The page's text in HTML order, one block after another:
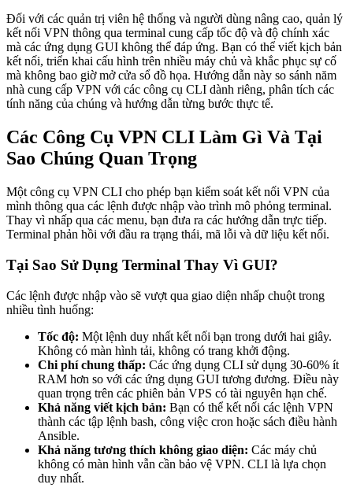
Đối với các quản trị viên hệ thống và người dùng nâng cao, quản lý
kết nối VPN thông qua terminal cung cấp tốc độ và độ chính xác
mà các ứng dụng GUI không thể đáp ứng. Bạn có thể viết kịch bản
kết nối, triển khai cấu hình trên nhiều máy chủ và khắc phục sự cố
mà không bao giờ mở cửa sổ đồ họa. Hướng dẫn này so sánh năm
nhà cung cấp VPN với các công cụ CLI dành riêng, phân tích các
tính năng của chúng và hướng dẫn từng bước thực tế.
Các Công Cụ VPN CLI Làm Gì Và Tại
Sao Chúng Quan Trọng
Một công cụ VPN CLI cho phép bạn kiểm soát kết nối VPN của
mình thông qua các lệnh được nhập vào trình mô phỏng terminal.
Thay vì nhấp qua các menu, bạn đưa ra các hướng dẫn trực tiếp.
Terminal phản hồi với đầu ra trạng thái, mã lỗi và dữ liệu kết nối.
Tại Sao Sử Dụng Terminal Thay Vì GUI?
Các lệnh được nhập vào sẽ vượt qua giao diện nhấp chuột trong
nhiều tình huống:
Tốc độ: Một lệnh duy nhất kết nối bạn trong dưới hai giây.
Không có màn hình tải, không có trang khởi động.
Chi phí chung thấp: Các ứng dụng CLI sử dụng 30-60% ít
RAM hơn so với các ứng dụng GUI tương đương. Điều này
quan trọng trên các phiên bản VPS có tài nguyên hạn chế.
Khả năng viết kịch bản: Bạn có thể kết nối các lệnh VPN
thành các tập lệnh bash, công việc cron hoặc sách điều hành
Ansible.
Khả năng tương thích không giao diện: Các máy chủ
không có màn hình vẫn cần bảo vệ VPN. CLI là lựa chọn
duy nhất.